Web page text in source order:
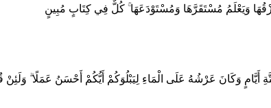
وَيَعْلَمُ مُسْتَقَرَّهَا وَمُسْتَوْدَعَهَا ۚ كُلٌّ فِي كِتَابٍ مُبِينٍ
وَكَانَ عَرْشُهُ عَلَى الْمَاءِ لِيَبْلُوَكُمْ أَيُّكُمْ أَحْسَنُ عَمَلًا ۗ وَلَئِنْ